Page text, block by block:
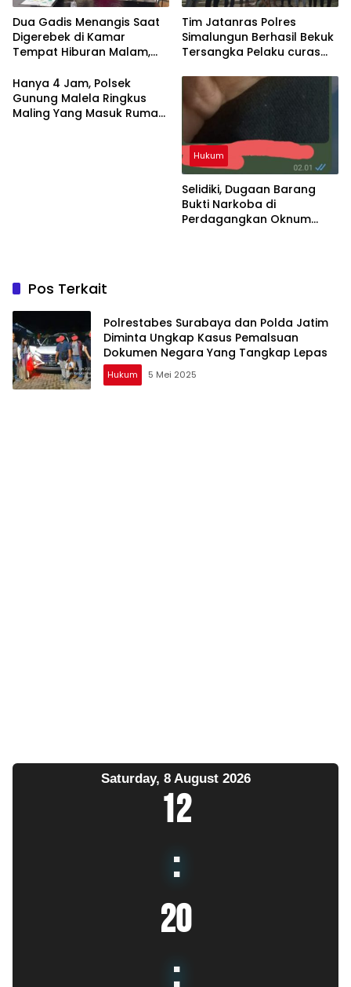
Dua Gadis Menangis Saat
Digerebek di Kamar
Tempat Hiburan Malam,
Bongkar Jaringan Pemakai
Sabu di Simalungun
Tim Jatanras Polres
Simalungun Berhasil Bekuk
Tersangka Pelaku curas
Hanya 4 Jam, Polsek
Gunung Malela Ringkus
Maling Yang Masuk Rumah
Hukum
Selidiki, Dugaan Barang
Bukti Narkoba di
Perdagangkan Oknum
Pos Terkait
Polrestabes Surabaya dan Polda Jatim
Diminta Ungkap Kasus Pemalsuan
Dokumen Negara Yang Tangkap Lepas
Hukum 5 Mei 2025
Saturday, 8 August 2026
12
:
20
: